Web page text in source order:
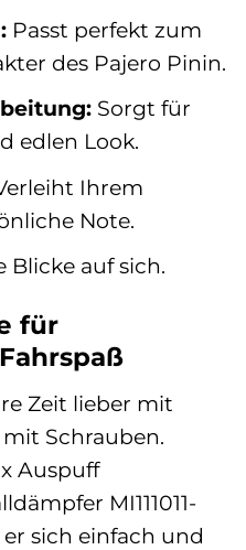
Passt perfekt zum
des Pajero Pinin.
Sorgt für
edlen Look.
Ihrem
Note.
Blicke auf sich.
für
Zeit lieber mit
Schrauben.
Auspuff
MI111011-
er sich einfach und